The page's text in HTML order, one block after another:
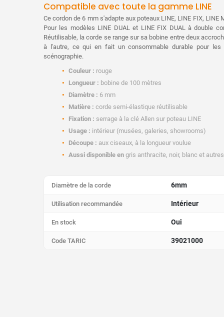
Compatible avec toute la gamme LINE
Ce cordon de 6 mm s'adapte aux poteaux LINE, LINE FIX, LINE
Pour les modèles LINE DUAL et LINE FIX DUAL à double
Réutilisable, la corde se range sur sa bobine entre deux
à l'autre, ce qui en fait un consommable durable pour les
scénographie.
Couleur : rouge
Longueur : bobine de 100 mètres
Diamètre : 6 mm
Matière : corde semi-élastique réutilisable
Fixation : serrage à la clé Allen sur poteau LINE
Usage : intérieur (musées, galeries, showrooms)
Découpe : aux ciseaux, à la longueur voulue
Aussi disponible en gris anthracite, noir, blanc et
Diamètre de la corde 6mm
Utilisation recommandée Intérieur
En stock Oui
Code TARIC 39021000